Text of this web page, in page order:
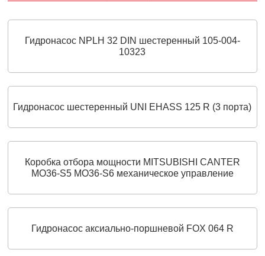
Гидронасос NPLH 32 DIN шестеренный 105-004-
10323
Гидронасос шестеренный UNI EHASS 125 R (3 порта)
Коробка отбора мощности MITSUBISHI CANTER
MO36-S5 MO36-S6 механическое управление
Гидронасос аксиально-поршневой FOX 064 R